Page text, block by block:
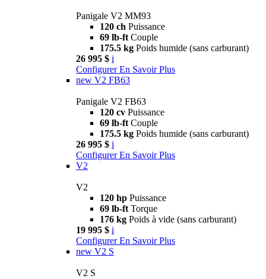
Panigale V2 MM93
120 ch Puissance
69 lb-ft Couple
175.5 kg Poids humide (sans carburant)
26 995 $ i
Configurer En Savoir Plus
new V2 FB63
Panigale V2 FB63
120 cv Puissance
69 lb-ft Couple
175.5 kg Poids humide (sans carburant)
26 995 $ i
Configurer En Savoir Plus
V2
V2
120 hp Puissance
69 lb-ft Torque
176 kg Poids à vide (sans carburant)
19 995 $ i
Configurer En Savoir Plus
new V2 S
V2 S